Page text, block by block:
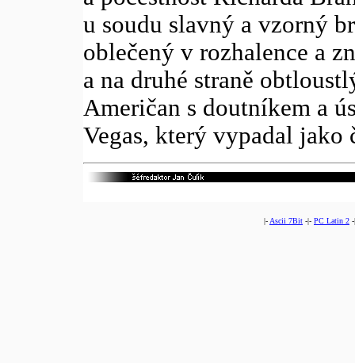
u soudu slavný a vzorný
oblečený v rozhalence a
a na druhé straně
Američan s doutníkem a
Vegas, který vypadal jako
|- Ascii 7Bit -|- PC Latin 2